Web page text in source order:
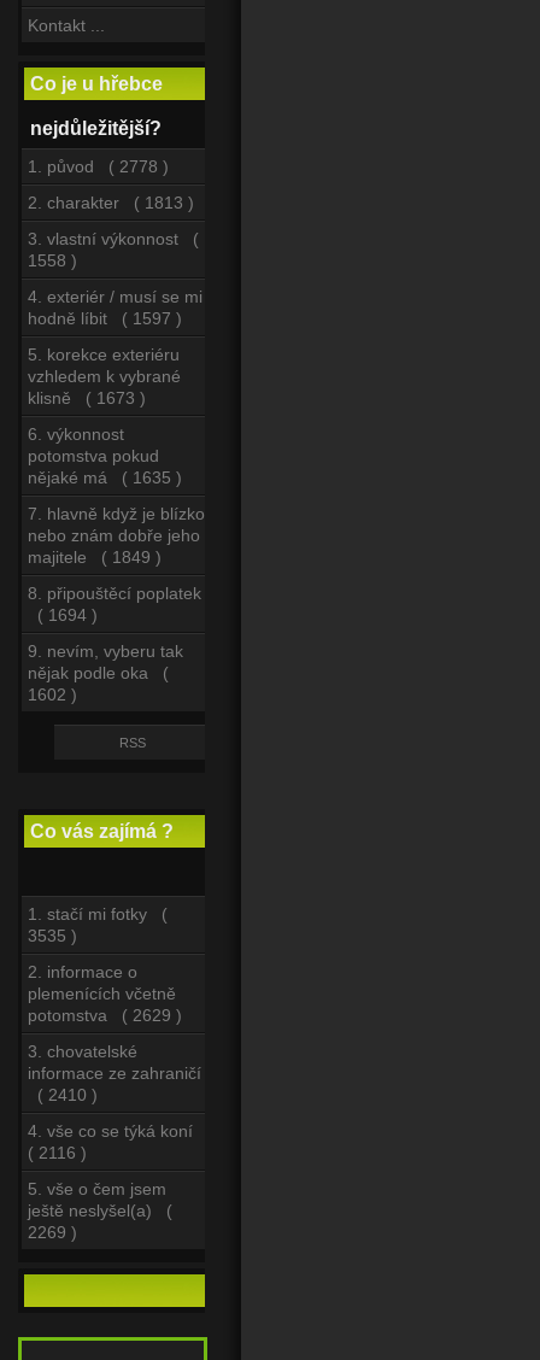
Kontakt ...
Co je u hřebce
nejdůležitější?
1. původ ( 2778 )
2. charakter ( 1813 )
3. vlastní výkonnost (
1558 )
4. exteriér / musí se mi
hodně líbit ( 1597 )
5. korekce exteriéru
vzhledem k vybrané
klisně ( 1673 )
6. výkonnost
potomstva pokud
nějaké má ( 1635 )
7. hlavně když je blízko
nebo znám dobře jeho
majitele ( 1849 )
8. připouštěcí poplatek
( 1694 )
9. nevím, vyberu tak
nějak podle oka (
1602 )
RSS
Co vás zajímá ?
1. stačí mi fotky (
3535 )
2. informace o
plemenících včetně
potomstva ( 2629 )
3. chovatelské
informace ze zahraničí
( 2410 )
4. vše co se týká koní
( 2116 )
5. vše o čem jsem
ještě neslyšel(a) (
2269 )